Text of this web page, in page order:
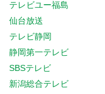
テレビユー福島
仙台放送
テレビ静岡
静岡第一テレビ
SBSテレビ
新潟総合テレビ